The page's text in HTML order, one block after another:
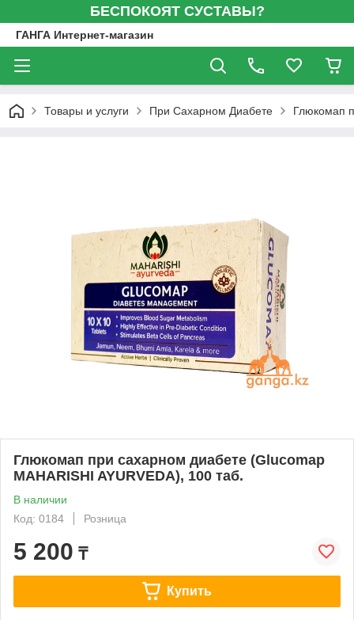
БЕСПОКОЯТ СУСТАВЫ?
ГАНГА Интернет-магазин
Товары и услуги При Сахарном Диабете Глюкомап
Глюкомап при сахарном диабете (Glucomap
MAHARISHI AYURVEDA), 100 таб.
В наличии
Код: 0184
Розница
5 200 ₸
Купить